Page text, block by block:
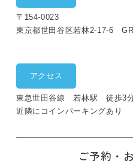
〒154-0023
東京都世田谷区若林2-17-6
アクセス
東急世田谷線 若林駅 徒歩3
近隣にコインパーキングあり
ご予約・